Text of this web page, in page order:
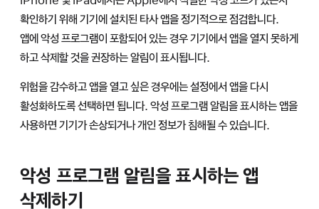
확인하기 위해 기기에 설치된 타사 앱을 정기적으로 점검합니다.
앱에 악성 프로그램이 포함되어 있는 경우 기기에서 앱을 열지 못하게
하고 삭제할 것을 권장하는 알림이 표시됩니다.
위험을 감수하고 앱을 열고 싶은 경우에는 설정에서 앱을 다시
활성화하도록 선택하면 됩니다. 악성 프로그램 알림을 표시하는 앱을
사용하면 기기가 손상되거나 개인 정보가 침해될 수 있습니다.
악성 프로그램 알림을 표시하는 앱
삭제하기